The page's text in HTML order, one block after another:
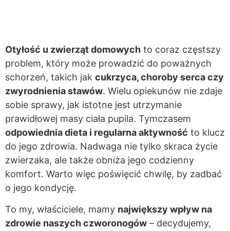
Otyłość u zwierząt domowych to coraz częstszy
problem, który może prowadzić do poważnych
schorzeń, takich jak cukrzyca, choroby serca czy
zwyrodnienia stawów. Wielu opiekunów nie zdaje
sobie sprawy, jak istotne jest utrzymanie
prawidłowej masy ciała pupila. Tymczasem
odpowiednia dieta i regularna aktywność to klucz
do jego zdrowia. Nadwaga nie tylko skraca życie
zwierzaka, ale także obniża jego codzienny
komfort. Warto więc poświęcić chwilę, by zadbać
o jego kondycję.
To my, właściciele, mamy największy wpływ na
zdrowie naszych czworonogów – decydujemy,